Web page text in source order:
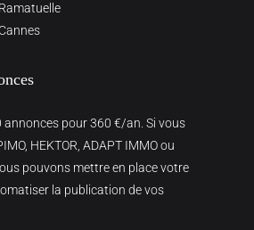
annonces pour 360 €/an. Si vous
HEKTOR, ADAPT IMMO ou
pouvons mettre en place votre
la publication de vos